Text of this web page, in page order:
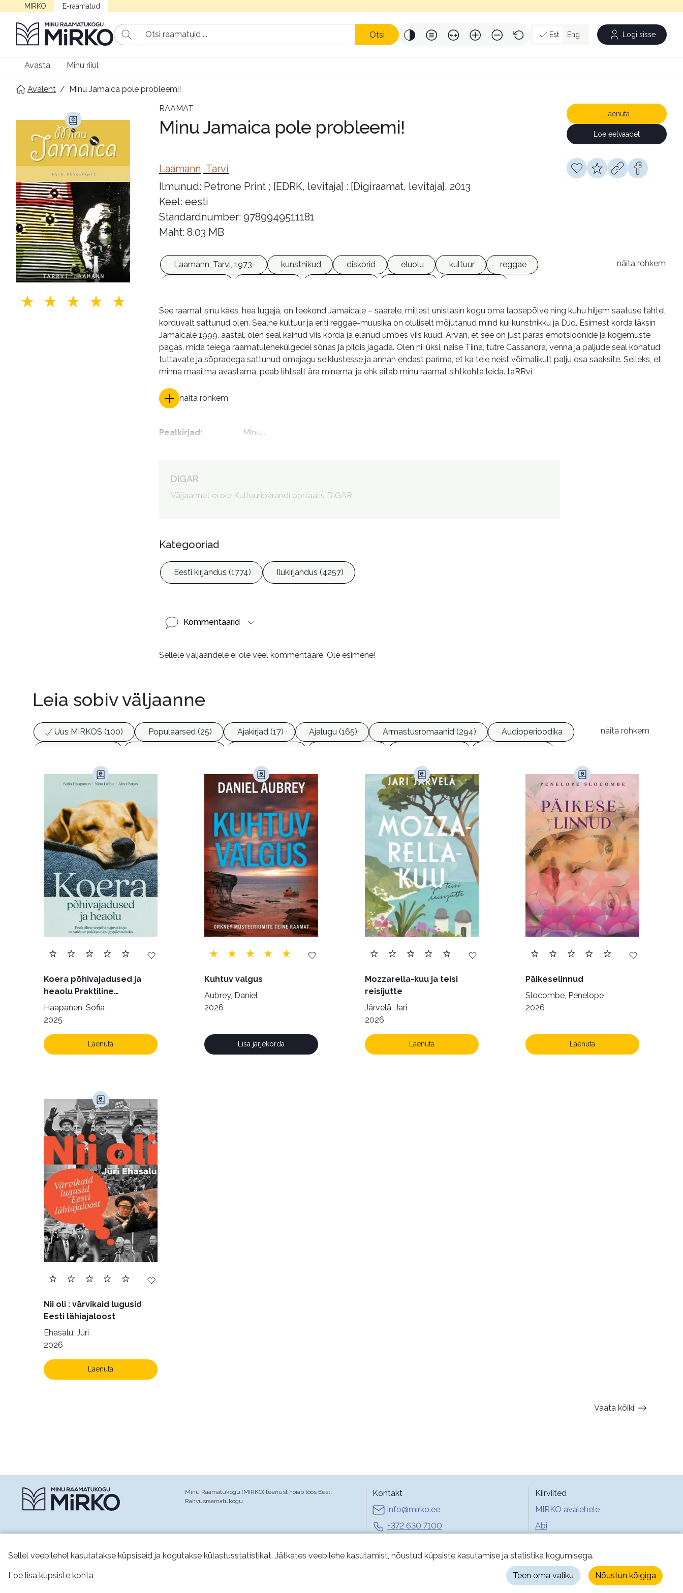
Sellel veebilehel kasutatakse küpsiseid ja kogutakse külastusstatistikat. Jätkates veebilehe kasutamist, nõustud küpsiste kasutamise ja statistika kogumisega.
Loe lisa küpsiste kohta Teen oma valiku Nõustun kõigiga
MIRKO E-raamatud
Otsi Est Eng Logi sisse
Avasta Minu riiul
Avaleht / Minu Jamaica pole probleemi!
RAAMAT
Minu Jamaica pole probleemi!
Laamann, Tarvi
Ilmunud: Petrone Print ; [EDRK, levitaja] : [Digiraamat, levitaja], 2013
Keel: eesti
Standardnumber: 9789949511181
Maht: 8.03 MB
Laenuta
Loe eelvaadet
Laamann, Tarvi, 1973- kunstnikud diskorid eluolu kultuur
reggae
näita rohkem
See raamat sinu käes, hea lugeja, on teekond Jamaicale – saarele, millest unistasin kogu oma lapsepõlve ning kuhu hiljem saatuse tahtel
korduvalt sattunud olen. Sealne kultuur ja eriti reggae-muusika on oluliselt mõjutanud mind kui kunstnikku ja DJd. Esimest korda läksin
Jamaicale 1999. aastal, olen seal käinud viis korda ja elanud umbes viis kuud. Arvan, et see on just paras emotsioonide ja kogemuste
pagas, mida teiega raamatulehekülgedel sõnas ja pildis jagada. Olen nii üksi, naise Tiina, tütre Cassandra, venna ja paljude seal kohatud
tuttavate ja sõpradega sattunud omajagu seiklustesse ja annan endast parima, et ka teie neist võimalikult palju osa saaksite. Selleks, et
minna maailma avastama, peab lihtsalt ära minema, ja ehk aitab minu raamat sihtkohta leida. taRRvi
näita rohkem
Pealkirjad:
Minu...
Laamann, Tarvi, 1973- illustreerija
DIGAR
Väljaannet ei ole Kultuuripärandi portaalis DIGAR
Kategooriad
Eesti kirjandus (1774) Ilukirjandus (4257)
Kommentaarid
Sellele väljaandele ei ole veel kommentaare. Ole esimene!
Leia sobiv väljaanne
Uus MIRKOS (100) Populaarsed (25) Ajakirjad (17) Ajalugu (165) Armastusromaanid (294)
Audioperioodika
Juhtimine (23) Krimi ja põnevik (1285)
Kunst ja looming (86)
Laste- ja noortekirjandus (580) Loodus (54) Loodusteadus (32)
Luule (75)
Maamajandus (24)
Perioodika (15) Psühholoogia (184) Rahandus (47)
Religioon (107)
Siseturvalisus (34)
Sport (52) Tehnika (6) Telekommunikatsioon (9) Tervis (147)
Transport (8)
Ulme ja fantaasia (244)
Vabakasutus (423) Õigus (22) Ühiskond (168)
näita rohkem
Koera põhivajadused ja
heaolu Praktiline
käsiraamat sujuvaks ja
rahuldust pakkuvaks
Haapanen, Sofia
2025
Laenuta
Kuhtuv valgus
Aubrey, Daniel
2026
Lisa järjekorda
Mozzarella-kuu ja teisi
reisijutte
Järvelä, Jari
2026
Laenuta
Päikeselinnud
Slocombe, Penelope
2026
Laenuta
Nii oli : värvikaid lugusid
Eesti lähiajaloost
Ehasalu, Jüri
2026
Laenuta
Vaata kõiki
Minu Raamatukogu (MIRKO) teenust hoiab töös Eesti
Rahvusraamatukogu
Kontakt
info@mirko.ee
+372 630 7100
Kiirviited
MIRKO avalehele
Abi
Jälgi meid: Küpsised Privaatsus Juurdepääsetavus